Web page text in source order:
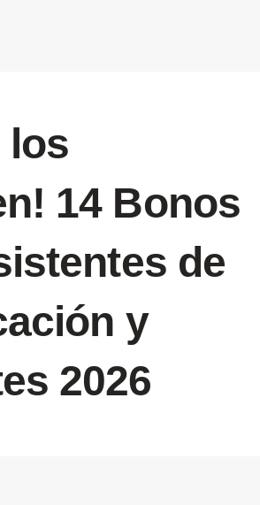
los
14 Bonos
de
y
2026